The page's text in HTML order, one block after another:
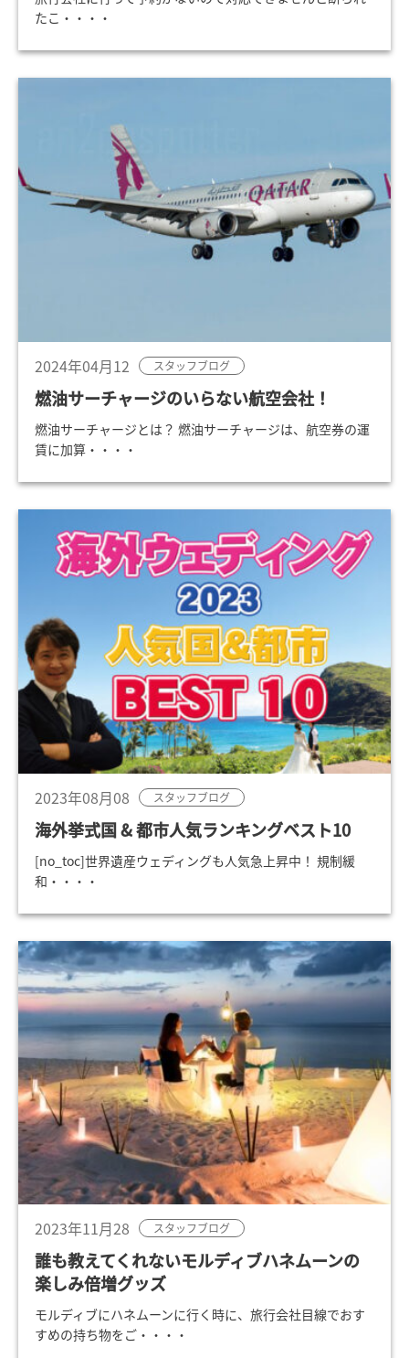
たこ・・・・
2024年04月12 スタッフブログ
燃油サーチャージのいらない航空会社！
燃油サーチャージとは？ 燃油サーチャージは、航空券の運
賃に加算・・・・
2023年08月08 スタッフブログ
海外挙式国 & 都市人気ランキングベスト10
[no_toc]世界遺産ウェディングも人気急上昇中！ 規制緩
和・・・・
2023年11月28 スタッフブログ
誰も教えてくれないモルディブハネムーンの
楽しみ倍増グッズ
モルディブにハネムーンに行く時に、旅行会社目線でおす
すめの持ち物をご・・・・